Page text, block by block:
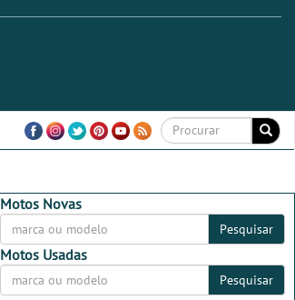
Motos Novas
Pesquisar
Motos Usadas
Pesquisar